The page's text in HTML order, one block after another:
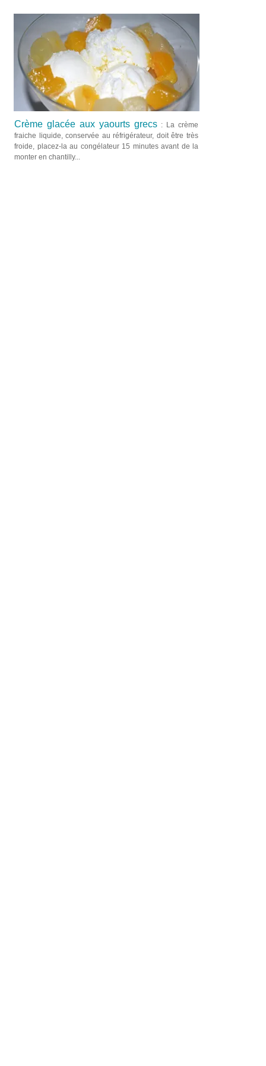
Crème glacée aux yaourts grecs : La crème
fraiche liquide, conservée au réfrigérateur, doit être très
froide, placez-la au congélateur 15 minutes avant de la
monter en chantilly...